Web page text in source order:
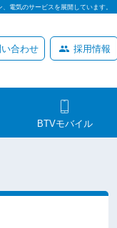
電気のサービスを展開しています。
合わせ 採用情報
BTVモバイル